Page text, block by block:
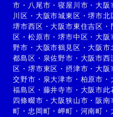
市 ・ 八尾市 ・寝屋川市 ・大阪
川区 ・ 大阪市城東区 ・堺市北
堺市西区 ・大阪市東住吉区 ・
区 ・松原市 ・堺市中区 ・大阪
野市 ・ 大阪市鶴見区 ・大阪市
都島区 ・ 泉佐野市 ・ 大阪市西
区 ・堺市東区 ・摂津市 ・大阪
交野市 ・ 泉大津市 ・ 柏原市 ・
福島区 ・ 藤井寺市 ・ 大阪市此
四條畷市 ・大阪狭山市 ・阪南
町 ・ 忠岡町 ・岬町 ・ 河南町 ・